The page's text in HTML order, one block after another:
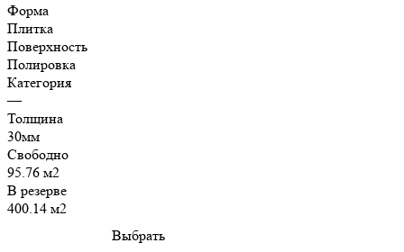
Форма
Плитка
Поверхность
Полировка
Категория
—
Толщина
30мм
Свободно
95.76 м2
В резерве
400.14 м2
Выбрать